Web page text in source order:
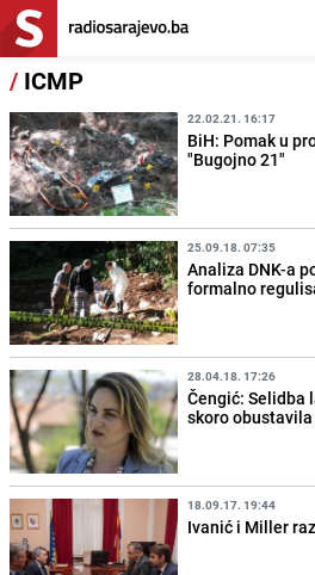
/ ICMP
22.02.21. 16:17
BiH: Pomak u
"Bugojno 21"
25.09.18. 07:35
Analiza DNK-a
formalno
28.04.18. 17:26
Čengić: Selidba
skoro
18.09.17. 19:44
Ivanić i Miller